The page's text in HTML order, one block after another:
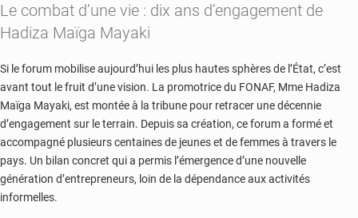
Le combat d’une vie : dix ans d’engagement de
Hadiza Maïga Mayaki
Si le forum mobilise aujourd’hui les plus hautes sphères de l’État, c’est
avant tout le fruit d’une vision. La promotrice du FONAF, Mme Hadiza
Maïga Mayaki, est montée à la tribune pour retracer une décennie
d’engagement sur le terrain. Depuis sa création, ce forum a formé et
accompagné plusieurs centaines de jeunes et de femmes à travers le
pays. Un bilan concret qui a permis l’émergence d’une nouvelle
génération d’entrepreneurs, loin de la dépendance aux activités
informelles.